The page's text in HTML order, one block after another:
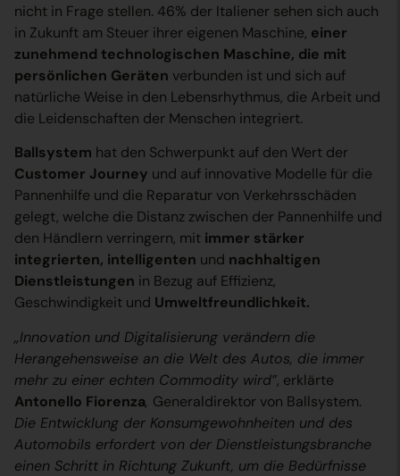
nicht in Frage stellen. 46% der Italiener sehen sich auch
in Zukunft am Steuer ihrer eigenen Maschine, einer
zunehmend technologischen Maschine, die mit
persönlichen Geräten verbunden ist und sich auf
natürliche Weise in den Lebensrhythmus, die Arbeit und
die Leidenschaften der Menschen integriert.
Ballsystem hat den Schwerpunkt auf den Wert der
Customer Journey und auf innovative Modelle für die
Pannenhilfe und die Reparatur von Verkehrsschäden
gelegt, welche die Distanz zwischen der Pannenhilfe und
den Händlern verringern, mit immer stärker
integrierten, intelligenten und nachhaltigen
Dienstleistungen in Bezug auf Effizienz,
Geschwindigkeit und Umweltfreundlichkeit.
„Innovation und Digitalisierung verändern die
Herangehensweise an die Welt des Autos, die immer
mehr zu einer echten Commodity wird”, erklärte
Antonello Fiorenza, Generaldirektor von Ballsystem.
Die Entwicklung der Konsumgewohnheiten und des
Automobils erfordert von der Dienstleistungsbranche
einen Schritt in Richtung Zukunft, um die Bedürfnisse